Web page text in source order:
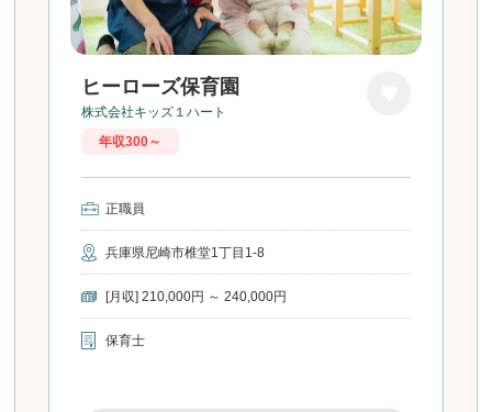
ヒーローズ保育園
株式会社キッズ１ハート
年収300～
正職員
兵庫県尼崎市椎堂1丁目1-8
[月収] 210,000円 ～ 240,000円
保育士